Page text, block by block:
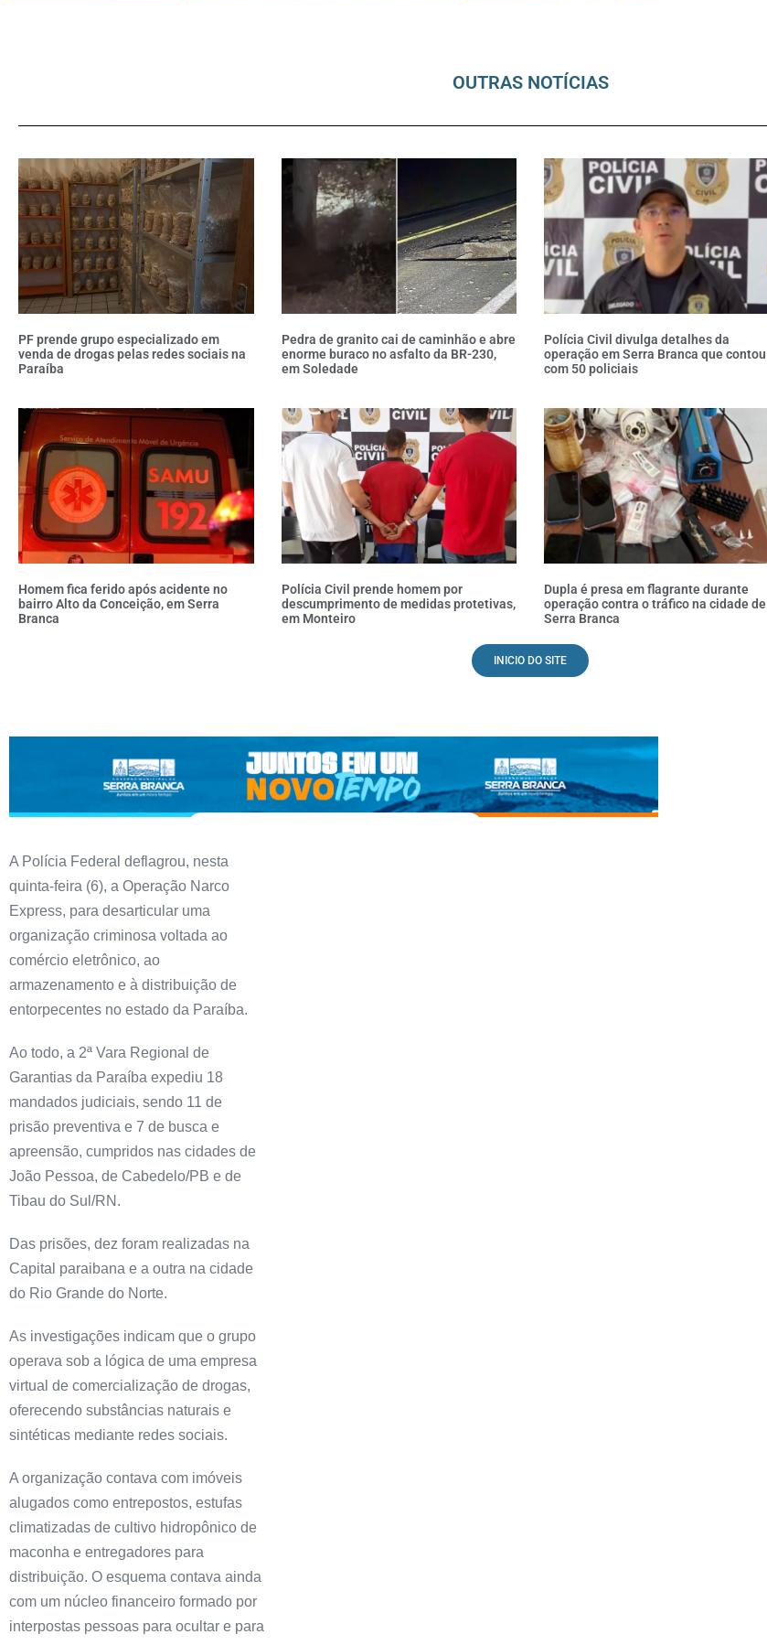
OUTRAS NOTÍCIAS
PF prende grupo especializado em
venda de drogas pelas redes sociais na
Paraíba
Pedra de granito cai de caminhão e abre
enorme buraco no asfalto da BR-230,
em Soledade
Polícia Civil divulga detalhes da
operação em Serra Branca que contou
com 50 policiais
Homem fica ferido após acidente no
bairro Alto da Conceição, em Serra
Branca
Polícia Civil prende homem por
descumprimento de medidas protetivas,
em Monteiro
Dupla é presa em flagrante durante
operação contra o tráfico na cidade de
Serra Branca
INICIO DO SITE
A Polícia Federal deflagrou, nesta
quinta-feira (6), a Operação Narco
Express, para desarticular uma
organização criminosa voltada ao
comércio eletrônico, ao
armazenamento e à distribuição de
entorpecentes no estado da Paraíba.
Ao todo, a 2ª Vara Regional de
Garantias da Paraíba expediu 18
mandados judiciais, sendo 11 de
prisão preventiva e 7 de busca e
apreensão, cumpridos nas cidades de
João Pessoa, de Cabedelo/PB e de
Tibau do Sul/RN.
Das prisões, dez foram realizadas na
Capital paraibana e a outra na cidade
do Rio Grande do Norte.
As investigações indicam que o grupo
operava sob a lógica de uma empresa
virtual de comercialização de drogas,
oferecendo substâncias naturais e
sintéticas mediante redes sociais.
A organização contava com imóveis
alugados como entrepostos, estufas
climatizadas de cultivo hidropônico de
maconha e entregadores para
distribuição. O esquema contava ainda
com um núcleo financeiro formado por
interpostas pessoas para ocultar e para